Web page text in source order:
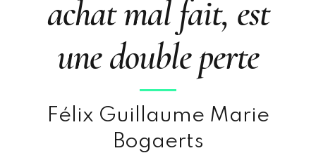
achat mal fait, est
une double perte
Félix Guillaume Marie
Bogaerts